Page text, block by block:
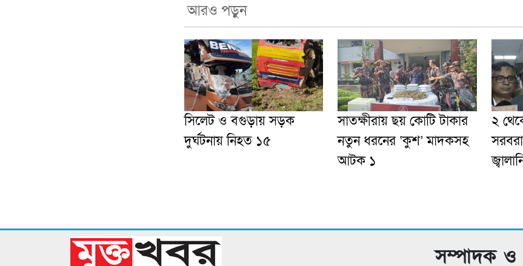
আরও পড়ুন
সিলেট ও বগুড়ায় সড়ক
দুর্ঘটনায় নিহত ১৫
সাতক্ষীরায় ছয় কোটি টাকার
নতুন ধরনের ‘কুশ’ মাদকসহ
আটক ১
২
সম্পাদক